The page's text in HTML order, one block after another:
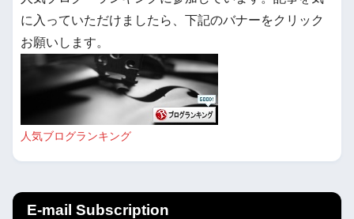
に入っていただけましたら、下記のバナーをクリック
お願いします。
人気ブログランキング
E-mail Subscription